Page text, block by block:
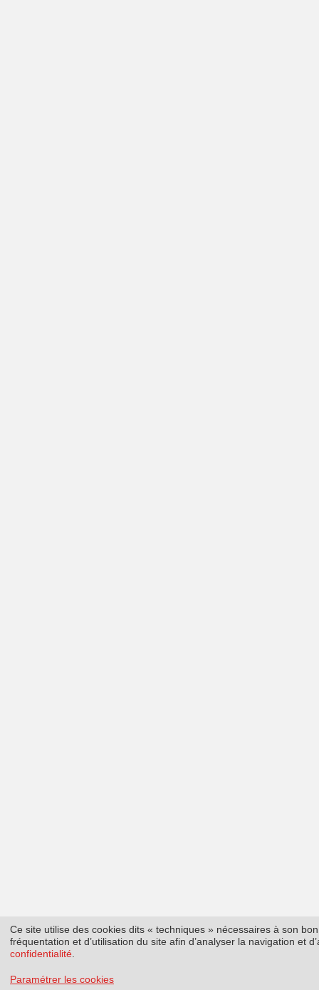
Ce site utilise des cookies dits « techniques » nécessaires à son
fréquentation et d’utilisation du site afin d’analyser la navigation et
confidentialité
Paramétrer les cookies